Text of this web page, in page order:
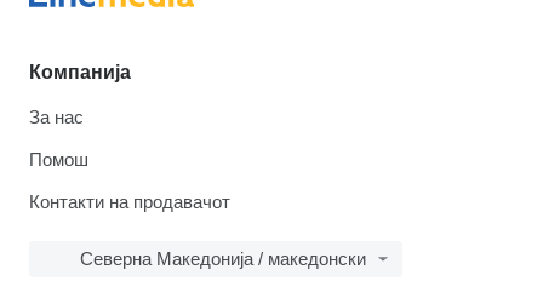
Компанија
За нас
Помош
Контакти на продавачот
Северна Македонија / македонски